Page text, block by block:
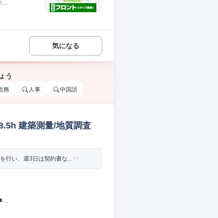
気になる
う
務 人事 中国語
建築測量/地質調査
行い、週3日は契約書な...